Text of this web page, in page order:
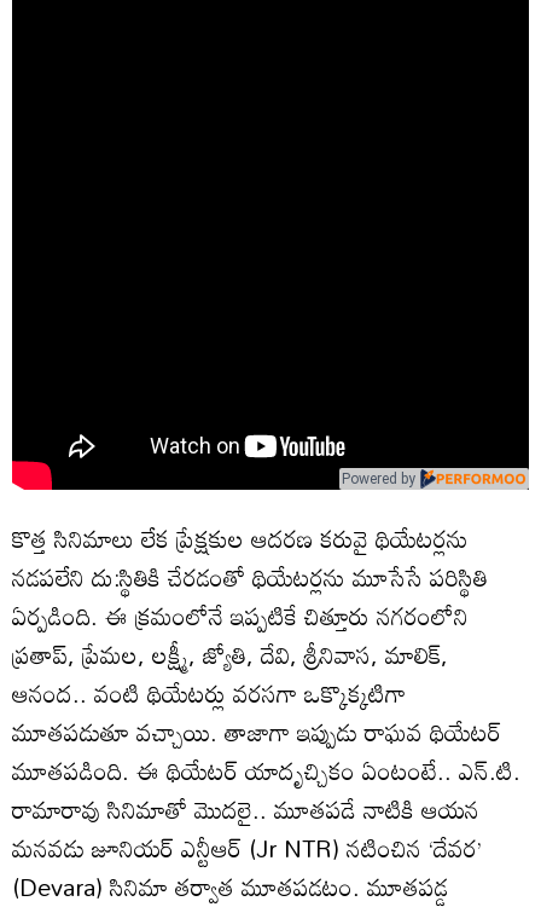
Powered by
కొత్త సినిమాలు లేక ప్రేక్షకుల ఆదరణ కరువై థియేటర్లను
నడపలేని దు:స్థితికి చేరడంతో థియేటర్లను మూసేసే పరిస్థితి
ఏర్పడింది. ఈ క్రమంలోనే ఇప్పటికే చిత్తూరు నగరంలోని
ప్రతాప్, ప్రేమల, లక్ష్మీ, జ్యోతి, దేవి, శ్రీనివాస, మాలిక్,
ఆనంద.. వంటి థియేటర్లు వరసగా ఒక్కొక్కటిగా
మూతపడుతూ వచ్చాయి. తాజాగా ఇప్పుడు రాఘవ థియేటర్
మూతపడింది. ఈ థియేటర్ యాదృచ్చికం ఏంటంటే.. ఎన్.టి.
రామారావు సినిమాతో మొదలై.. మూతపడే నాటికి ఆయన
మనవడు జూనియర్ ఎన్టీఆర్ (Jr NTR) నటించిన ‘దేవర’
(Devara) సినిమా తర్వాత మూతపడటం. మూతపడ్డ